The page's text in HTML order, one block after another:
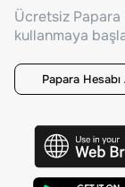
Ücretsiz Papara
kullanmaya
Papara Hesabı